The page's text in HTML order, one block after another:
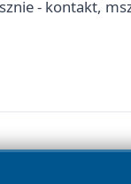
- kontakt,